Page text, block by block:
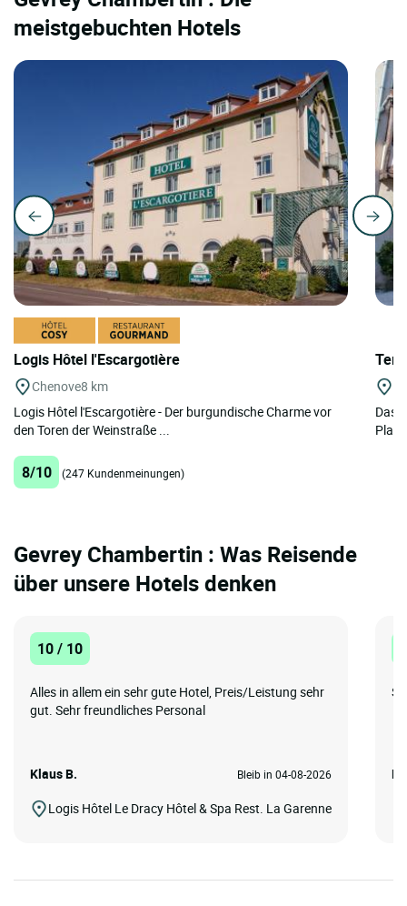
meistgebuchten Hotels
Logis Hôtel l'Escargotière
Chenove8 km
Logis Hôtel l'Escargotière - Der burgundische Charme vor
den Toren der Weinstraße ...
8/10 (247 Kundenmeinungen)
Das
Gevrey Chambertin : Was Reisende
über unsere Hotels denken
10 / 10
Alles in allem ein sehr gute Hotel, Preis/Leistung sehr
gut. Sehr freundliches Personal
Klaus B. Bleib in 04-08-2026
Logis Hôtel Le Dracy Hôtel & Spa Rest. La Garenne